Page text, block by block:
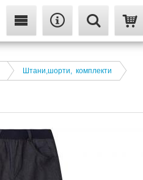
Штани,шорти, комплекти